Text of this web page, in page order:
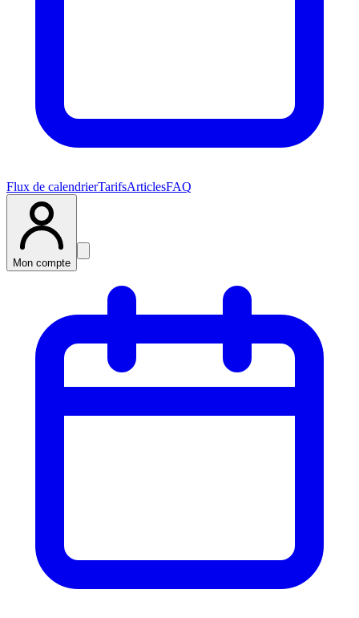
Flux de calendrierTarifsArticlesFAQ
Mon compte